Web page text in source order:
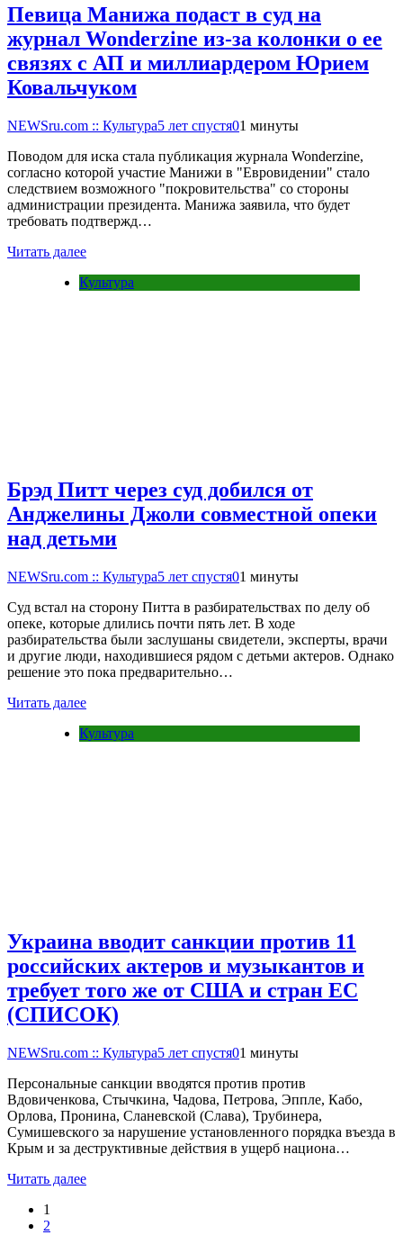
Певица Манижа подаст в суд на
журнал Wonderzine из-за колонки о ее
связях с АП и миллиардером Юрием
Ковальчуком
NEWSru.com :: Культура5 лет спустя01 минуты
Поводом для иска стала публикация журнала Wonderzine,
согласно которой участие Манижи в "Евровидении" стало
следствием возможного "покровительства" со стороны
администрации президента. Манижа заявила, что будет
требовать подтвержд…
Читать далее
Культура
Брэд Питт через суд добился от
Анджелины Джоли совместной опеки
над детьми
NEWSru.com :: Культура5 лет спустя01 минуты
Суд встал на сторону Питта в разбирательствах по делу об
опеке, которые длились почти пять лет. В ходе
разбирательства были заслушаны свидетели, эксперты, врачи
и другие люди, находившиеся рядом с детьми актеров. Однако
решение это пока предварительно…
Читать далее
Культура
Украина вводит санкции против 11
российских актеров и музыкантов и
требует того же от США и стран ЕС
(СПИСОК)
NEWSru.com :: Культура5 лет спустя01 минуты
Персональные санкции вводятся против против
Вдовиченкова, Стычкина, Чадова, Петрова, Эппле, Кабо,
Орлова, Пронина, Сланевской (Слава), Трубинера,
Сумишевского за нарушение установленного порядка въезда в
Крым и за деструктивные действия в ущерб национа…
Читать далее
1
2